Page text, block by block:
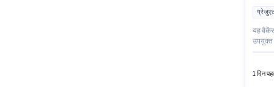
यह
उपयुक्त
1 दिन